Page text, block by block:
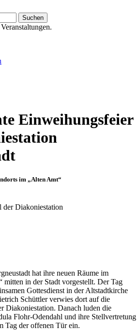
Einweihungsfeier
im „Alten Amt“
der Diakoniestation
hat ihre neuen Räume im
mitten in der Stadt vorgestellt. Der Tag
Gottesdienst in der Altstadtkirche
Schüttler verwies dort auf die
Diakoniestation. Danach luden die
Flohr-Odendahl und ihre Stellvertretung
Tag der offenen Tür ein.